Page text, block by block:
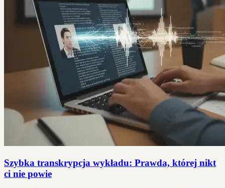
Szybka transkrypcja wykładu: Prawda, której nikt
ci nie powie